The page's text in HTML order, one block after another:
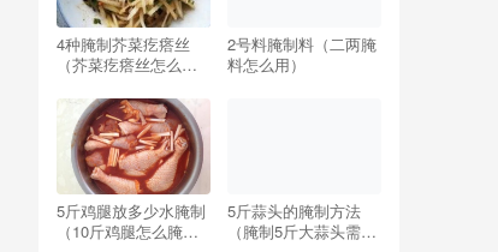
4种腌制芥菜疙瘩丝
（芥菜疙瘩丝怎么腌
2号料腌制料（二两腌
料怎么用）
5斤鸡腿放多少水腌制
（10斤鸡腿怎么腌制
5斤蒜头的腌制方法
（腌制5斤大蒜头需要